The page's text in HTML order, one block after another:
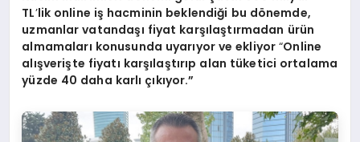
TL’lik online iş hacminin beklendiği bu dönemde,
uzmanlar vatandaşı fiyat karşılaştırmadan ürün
almamaları konusunda uyarıyor ve ekliyor“Online
alışverişte fiyatı karşılaştırıp alan tüketici ortalama
yüzde 40 daha karlı çıkıyor.”